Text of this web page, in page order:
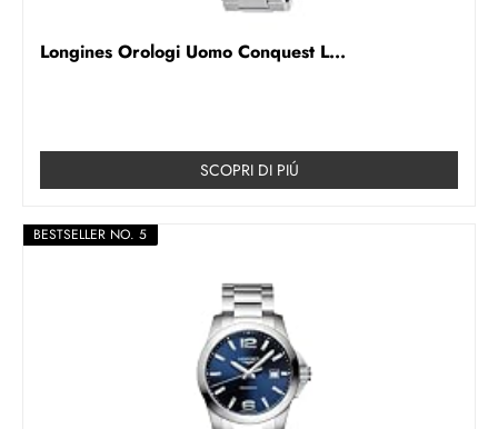
Longines Orologi Uomo Conquest L...
SCOPRI DI PIÚ
BESTSELLER NO. 5